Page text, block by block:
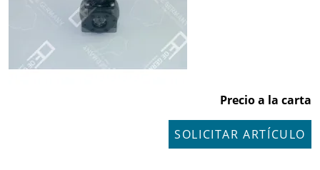
Precio a la carta
SOLICITAR ARTÍCULO